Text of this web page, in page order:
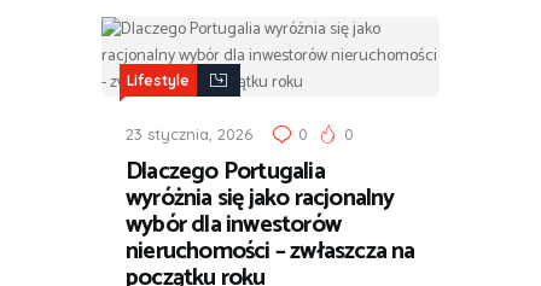
Lifestyle
23 stycznia, 2026 0 0
Dlaczego Portugalia
wyróżnia się jako racjonalny
wybór dla inwestorów
nieruchomości – zwłaszcza na
początku roku